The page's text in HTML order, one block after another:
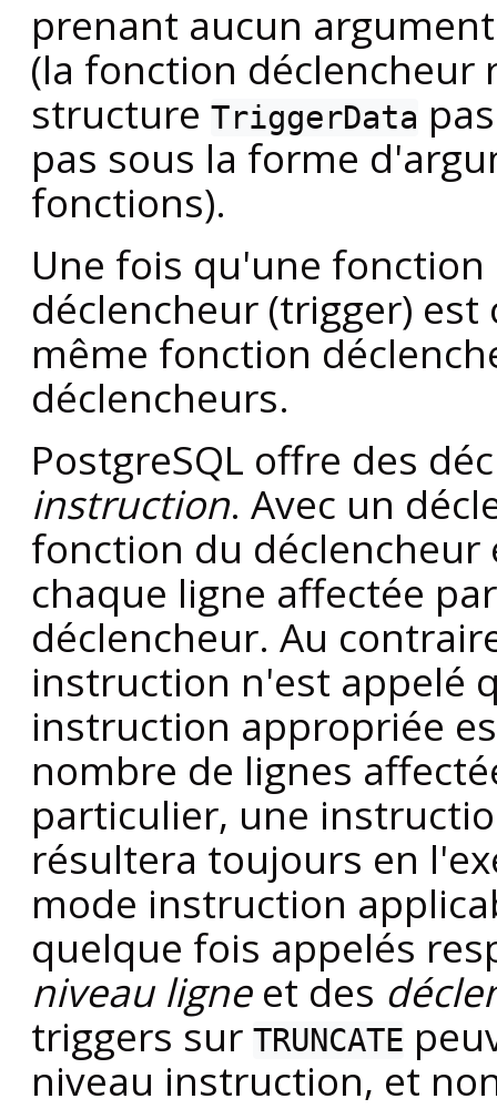
prenant aucun
(la fonction déclencheur
structure TriggerData
pas sous la forme
fonctions).
Une fois qu'une
déclencheur (trigger) est
même fonction
déclencheurs.
PostgreSQL offre des
instruction. Avec un
fonction du
chaque ligne affectée
déclencheur. Au
instruction n'est appelé
instruction appropriée
nombre de lignes
particulier, une
résultera toujours en
mode instruction
quelque fois appelés
niveau ligneet des
triggers sur TRUNCATE
niveau instruction, et